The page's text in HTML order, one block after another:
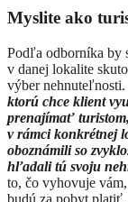
Myslite ako
Podľa odborníka by
v danej lokalite
výber nehnuteľnosti.
ktorú chce klient
prenajímať
v rámci konkrétnej
oboznámili so
hľadali tú svoju
to, čo vyhovuje
budú za pobyt platiť.